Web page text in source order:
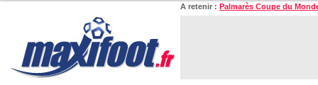
A retenir : Palmarès Coupe du